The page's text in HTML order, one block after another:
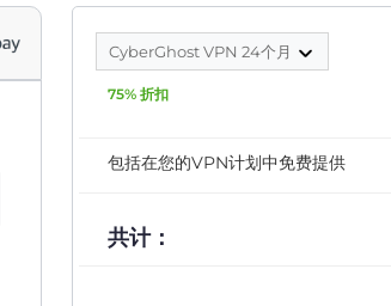
CyberGhost VPN 24个月
75% 折扣
包括在您的VPN计划中免费提供
共计：